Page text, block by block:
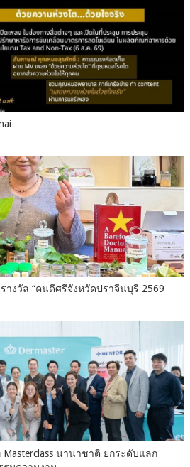
งวัล “คนดีศรีจังหวัดปราจีนบุรี 2569
Masterclass นานาชาติ ยกระดับแลก